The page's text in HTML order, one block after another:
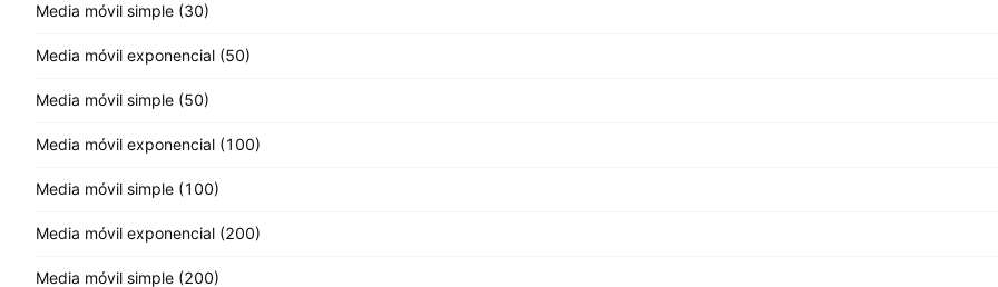
Media móvil simple (30)
Media móvil exponencial (50)
Media móvil simple (50)
Media móvil exponencial (100)
Media móvil simple (100)
Media móvil exponencial (200)
Media móvil simple (200)